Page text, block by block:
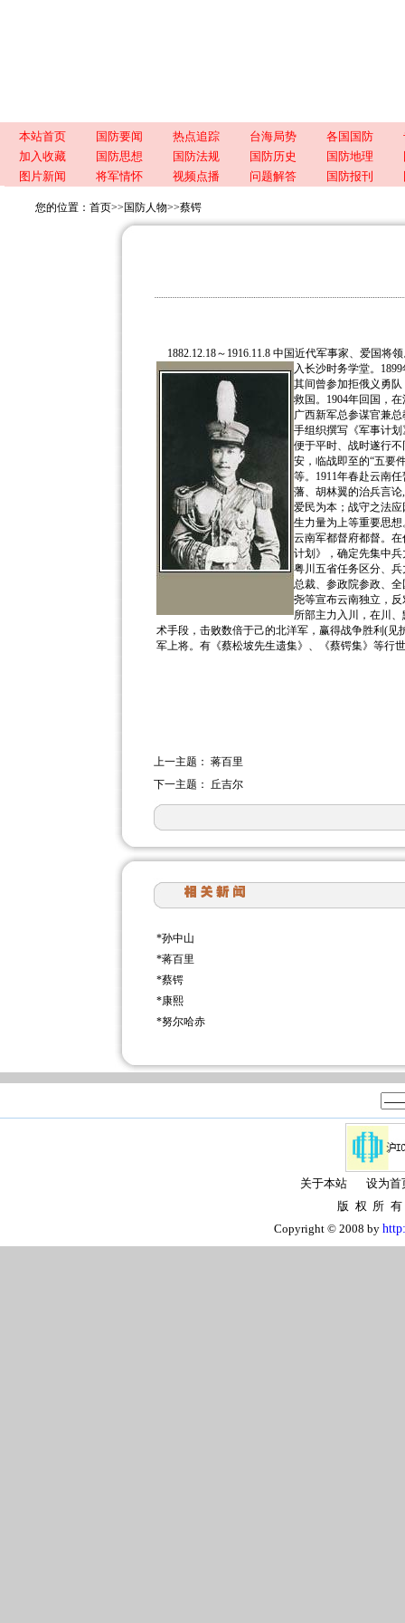
本站首页 国防要闻 热点追踪 台海局势 各国国防
加入收藏
国防思想 国防法规 国防历史 国防地理
图片新闻
将军情怀 视频点播 问题解答 国防报刊
您的位置： 首页>> 国防人物>>蔡锷
1882.12.18～1916.11.8 中国近代军事家、爱国将
入长沙时务学堂。
其间曾参加拒俄义勇
救国。1904年回国，
广西新军总参谋官兼
手组织撰写《军事计
便于平时、战时遂行
安，临战即至的“五要
等。1911年春赴云南
藩、胡林翼的治兵言
爱民为本；战守之法
生力量为上等重要思
云南军都督府都督。
计划》，确定先集中
粤川五省任务区分、
总裁、参政院参政、
尧等宣布云南独立，
所部主力入川，在川
术手段，击败数倍于己的北洋军，赢得战争胜利(
军上将。有《蔡松坡先生遗集》、《蔡锷集》等行
上一主题： 蒋百里
下一主题：
丘吉尔
*孙中山
*蒋百里
*蔡锷
*康熙
*努尔哈赤